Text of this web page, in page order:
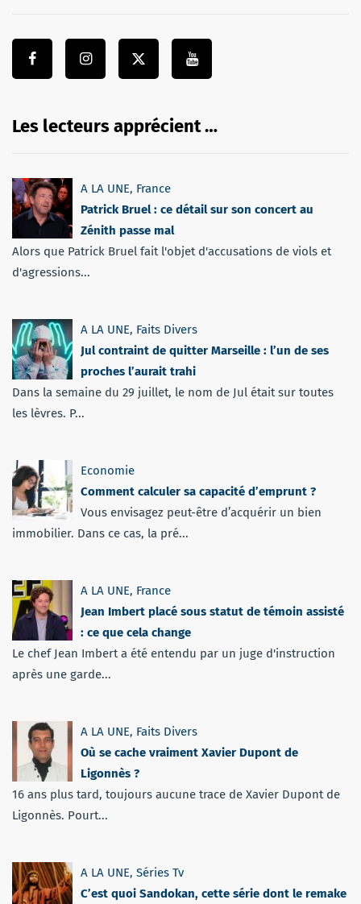
Les lecteurs apprécient …
A LA UNE, France
Patrick Bruel : ce détail sur son concert au
Zénith passe mal
Alors que Patrick Bruel fait l'objet d'accusations de viols et
d'agressions...
A LA UNE, Faits Divers
Jul contraint de quitter Marseille : l’un de ses
proches l’aurait trahi
Dans la semaine du 29 juillet, le nom de Jul était sur toutes
les lèvres. P...
Economie
Comment calculer sa capacité d’emprunt ?
Vous envisagez peut-être d’acquérir un bien
immobilier. Dans ce cas, la pré...
A LA UNE, France
Jean Imbert placé sous statut de témoin assisté
: ce que cela change
Le chef Jean Imbert a été entendu par un juge d'instruction
après une garde...
A LA UNE, Faits Divers
Où se cache vraiment Xavier Dupont de
Ligonnès ?
16 ans plus tard, toujours aucune trace de Xavier Dupont de
Ligonnès. Pourt...
A LA UNE, Séries Tv
C’est quoi Sandokan, cette série dont le remake